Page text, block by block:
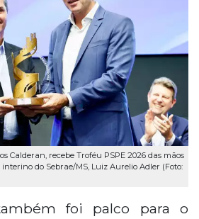
Calderan, recebe Troféu PSPE 2026 das mãos
do Sebrae/MS, Luiz Aurelio Adler (Foto:
foi palco para o